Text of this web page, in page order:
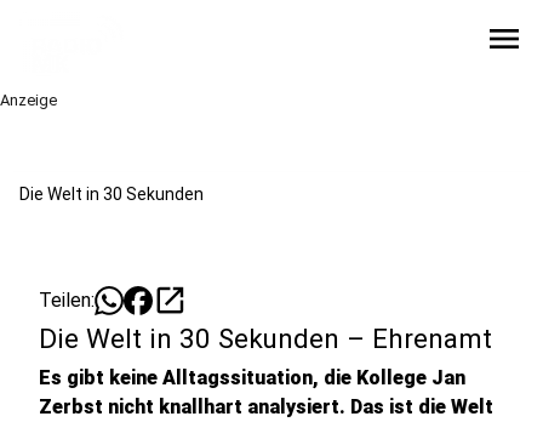
menu
Anzeige
Die Welt in 30 Sekunden
Teilen: open_in_new
Die Welt in 30 Sekunden – Ehrenamt
Es gibt keine Alltagssituation, die Kollege Jan
Zerbst nicht knallhart analysiert. Das ist die Welt